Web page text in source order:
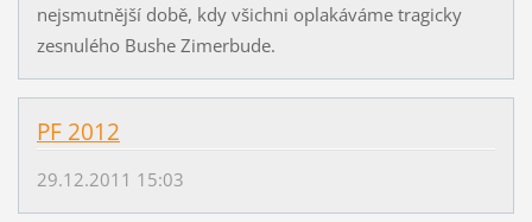
nejsmutnější době, kdy všichni oplakáváme tragicky
zesnulého Bushe Zimerbude.
PF 2012
29.12.2011 15:03